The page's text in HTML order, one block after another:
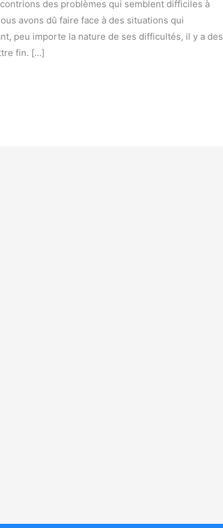
des problèmes qui semblent difficiles à
avons dû faire face à des situations qui
peu importe la nature de ses difficultés, il y a des
fin. […]